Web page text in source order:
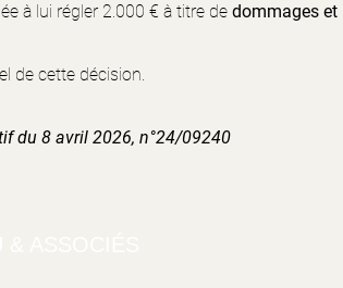
à lui régler 2.000 € à titre de dommages et
de cette décision.
du 8 avril 2026, n°24/09240